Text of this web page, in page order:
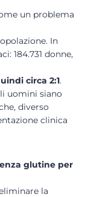
un problema
In
184.731 donne,
circa 2:1.
uomini siano
diverso
clinica
glutine per
la